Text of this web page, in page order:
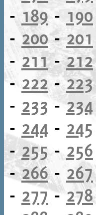
- 189 - 190
- 200-201
- 211-212
- 222 -223
- 233 -234
- 244 - 245
- 255- 256
-266- 267
- 277-278